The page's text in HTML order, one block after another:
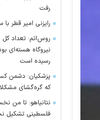
رفت
رایزنی امیر قطر
روس‌اتم: تعداد
رسیده است
پزشکیان: دشمن
که گره‌گشای
نتانیاهو: تا من
فلسطینی تشکیل